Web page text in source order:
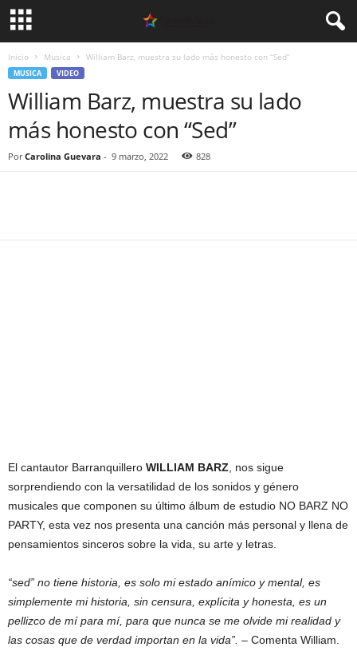
Inicio Musica William Barz, muestra su lado más honesto con “Sed”
MUSICA VIDEO
William Barz, muestra su lado
más honesto con “Sed”
Por Carolina Guevara - 9 marzo, 2022 828
El cantautor Barranquillero WILLIAM BARZ , nos sigue
sorprendiendo con la versatilidad de los sonidos y género
musicales que componen su último álbum de estudio NO BARZ NO
PARTY, esta vez nos presenta una canción más personal y llena de
pensamientos sinceros sobre la vida, su arte y letras.
“sed” no tiene historia, es solo mi estado anímico y mental, es
simplemente mi historia, sin censura, explícita y honesta, es un
pellizco de mí para mí, para que nunca se me olvide mi realidad y
las cosas que de verdad importan en la vida”. – Comenta William.